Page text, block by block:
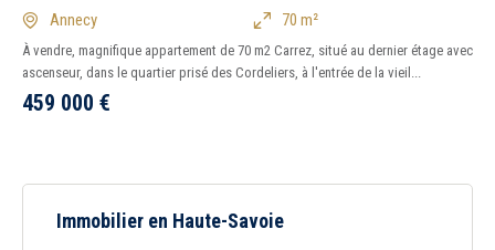
Annecy 70 m²
À vendre, magnifique appartement de 70 m2 Carrez, situé au dernier étage avec
ascenseur, dans le quartier prisé des Cordeliers, à l'entrée de la vieil...
459 000 €
Immobilier en Haute-Savoie